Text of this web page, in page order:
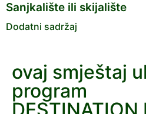
Sanjkalište ili skijalište
Dodatni sadržaj
ovaj smještaj
program